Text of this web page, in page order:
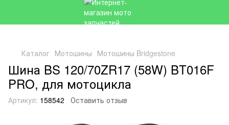
Каталог Мотошины Мотошины Bridgestone
Шина BS 120/70ZR17 (58W) BT016F
PRO, для мотоцикла
Артикул: 158542 Оставить отзыв